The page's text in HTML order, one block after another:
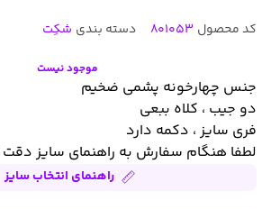
کد محصول 801053 دسته بندی شکِت
موجود نیست
جنس چهارخونه پشمی ضخیم
دو جیب ، کلاه ببعی
فری سایز ، دکمه دارد
لطفا هنگام سفارش به راهنمای سایز دقت
راهنمای انتخاب سایز